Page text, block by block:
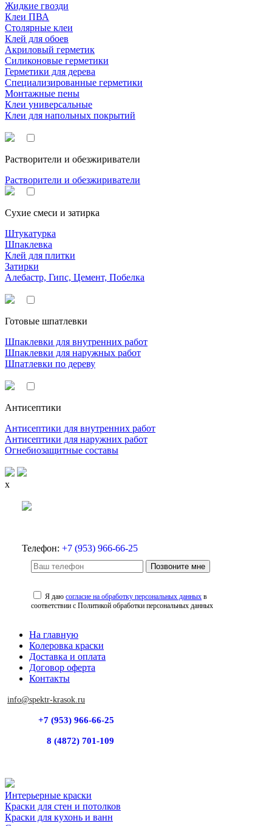
Жидкие гвозди
Клеи ПВА
Столярные клеи
Клей для обоев
Акриловый герметик
Силиконовые герметики
Герметики для дерева
Специализированные герметики
Монтажные пены
Клеи универсальные
Клеи для напольных покрытий
Растворители и обезжириватели
Растворители и обезжириватели
Сухие смеси и затирка
Штукатурка
Шпаклевка
Клей для плитки
Затирки
Алебастр, Гипс, Цемент, Побелка
Готовые шпатлевки
Шпаклевки для внутренних работ
Шпаклевки для наружных работ
Шпатлевки по дереву
Антисептики
Антисептики для внутренних работ
Антисептики для наружних работ
Огнебиозащитные составы
x
Телефон: +7 (953) 966-66-25
Позвоните мне
Я даюсогласие на обработку персональных данных в
соответствии с Политикой обработки персональных данных
На главную
Колеровка краски
Доставка и оплата
Договор оферта
Контакты
info@spektr-krasok.ru
+7 (953) 966-66-25
8 (4872) 701-109
Интерьерные краски
Краски для стен и потолков
Краски для кухонь и ванн